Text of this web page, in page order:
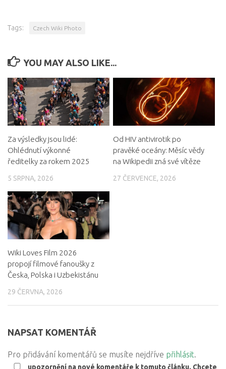
Tags: Czech Wiki Photo
YOU MAY ALSO LIKE...
Za výsledky jsou lidé:
Ohlédnutí výkonné
ředitelky za rokem 2025
5 SRPNA, 2026
Od HIV antivirotik po
pravěké oceány: Měsíc vědy
na Wikipedii zná své vítěze
27 ČERVENCE, 2026
Wiki Loves Film 2026
propojí filmové fanoušky z
Česka, Polska i Uzbekistánu
29 ČERVNA, 2026
NAPSAT KOMENTÁŘ
Pro přidávání komentářů se musíte nejdříve přihlásit.
upozornění na nové komentáře k tomuto článku. Chcete